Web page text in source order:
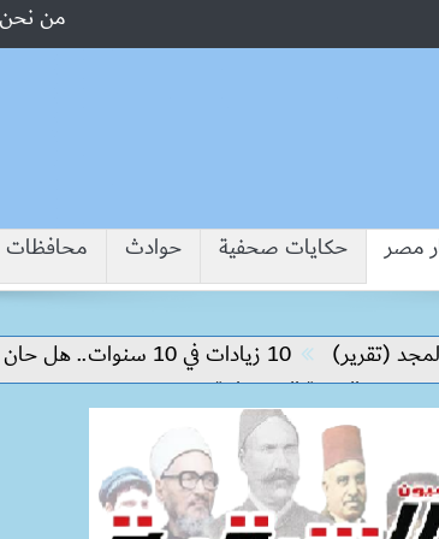
من نحن
مصر حكايات صحفية حوادث محافظات
10 زيادات في 10 سنوات.. هل حان الوقت لرفع دعم البنزين نهائيا؟
المستدامة